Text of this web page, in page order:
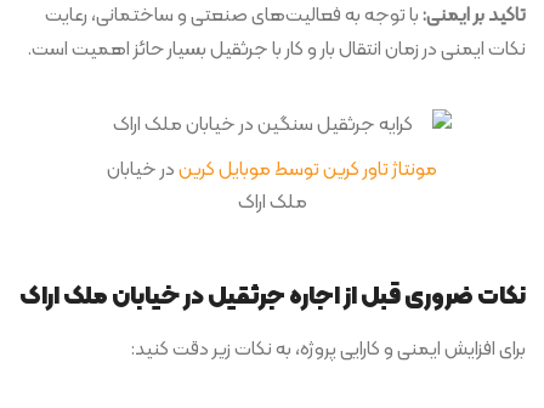
تاکید بر ایمنی:با توجه به فعالیت‌های صنعتی و ساختمانی، رعایت
نکات ایمنی در زمان انتقال بار و کار با جرثقیل بسیار حائز اهمیت است.
مونتاژ تاور کرین توسط موبایل کریندر خیابان
ملک اراک
نکات ضروری قبل از اجاره جرثقیل در خیابان ملک اراک
برای افزایش ایمنی و کارایی پروژه، به نکات زیر دقت کنید: